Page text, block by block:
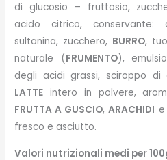
di glucosio – fruttosio,
acido citrico, conservante:
sultanina, zucchero, BURRO,
naturale (FRUMENTO),
degli acidi grassi, sciroppo
LATTE intero in polvere,
FRUTTA A GUSCIO,ARACHIDI e
fresco e asciutto.
Valori nutrizionali medi per